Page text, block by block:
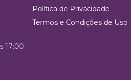
Política de Privacidade
Termos e Condições de Uso
17:00